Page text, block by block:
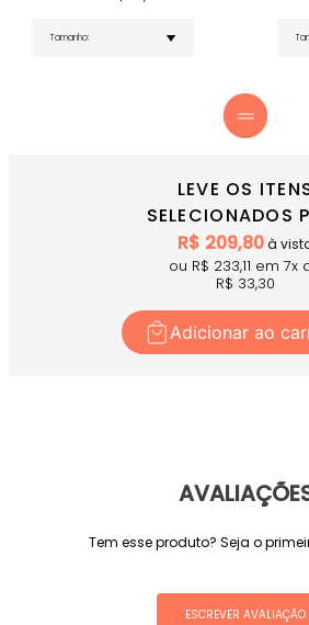
treinos e uso diário.
e athleisure.
Canelado e experimente conforto,
LEVE OS
SELECIONADOS
R$ 209,80à
ou R$ 233,11 em 7x
R$ 33,30
Adicionar ao
Tem esse produto? Seja o
ESCREVER AVALIAÇÃO